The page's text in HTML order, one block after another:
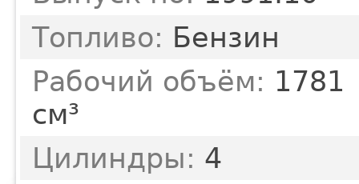
Топливо: Бензин
Рабочий объём: 1781
см³
Цилиндры: 4